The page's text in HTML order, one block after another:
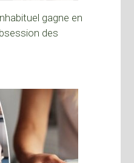
gagne en
des